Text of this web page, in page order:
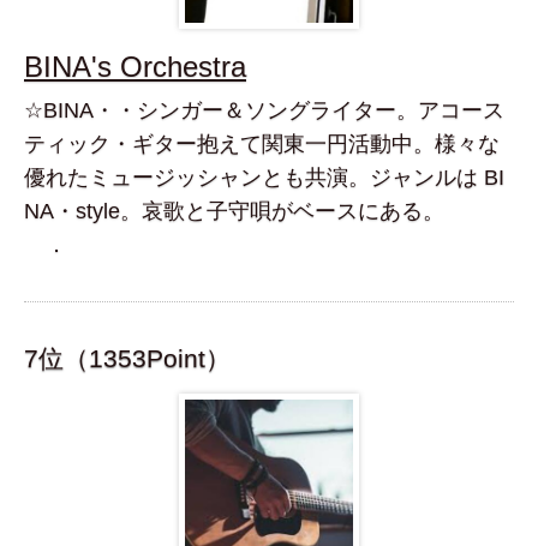
BINA's Orchestra
☆BINA・・シンガー＆ソングライター。アコース
ティック・ギター抱えて関東一円活動中。様々な
優れたミュージッシャンとも共演。ジャンルは BI
NA・style。哀歌と子守唄がベースにある。
．
7位（1353Point）